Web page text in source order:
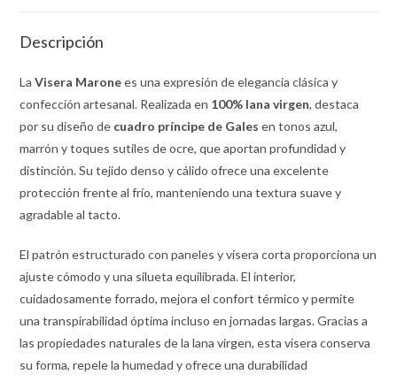
Descripción
LaVisera Maronees una expresión de elegancia clásica y
confección artesanal. Realizada en 100% lana virgen, destaca
por su diseño de cuadro príncipe de Gales en tonos azul,
marrón y toques sutiles de ocre, que aportan profundidad y
distinción. Su tejido denso y cálido ofrece una excelente
protección frente al frío, manteniendo una textura suave y
agradable al tacto.
El patrón estructurado con paneles y visera corta proporciona un
ajuste cómodo y una silueta equilibrada. El interior,
cuidadosamente forrado, mejora el confort térmico y permite
una transpirabilidad óptima incluso en jornadas largas. Gracias a
las propiedades naturales de la lana virgen, esta visera conserva
su forma, repele la humedad y ofrece una durabilidad